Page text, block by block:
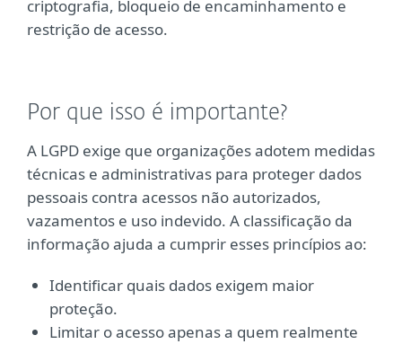
criptografia, bloqueio de encaminhamento e
restrição de acesso.
Por que isso é importante?
A LGPD exige que organizações adotem medidas
técnicas e administrativas para proteger dados
pessoais contra acessos não autorizados,
vazamentos e uso indevido. A classificação da
informação ajuda a cumprir esses princípios ao:
Identificar quais dados exigem maior
proteção.
Limitar o acesso apenas a quem realmente